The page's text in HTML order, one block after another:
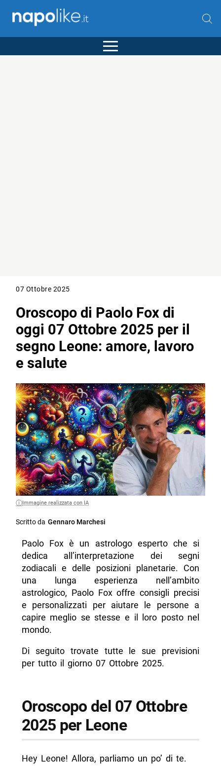
07 Ottobre 2025
Oroscopo di Paolo Fox di
oggi 07 Ottobre 2025 per il
segno Leone: amore, lavoro
e salute
Immagine realizzata con IA
Scritto da Gennaro Marchesi
Paolo Fox è un astrologo esperto che si
dedica all’interpretazione dei segni
zodiacali e delle posizioni planetarie. Con
una lunga esperienza nell’ambito
astrologico, Paolo Fox offre consigli precisi
e personalizzati per aiutare le persone a
capire meglio se stesse e il loro posto nel
mondo.
Di seguito trovate tutte le sue previsioni
per tutto il giorno 07 Ottobre 2025.
Oroscopo del 07 Ottobre
2025 per Leone
Hey Leone! Allora, parliamo un po’ di te.